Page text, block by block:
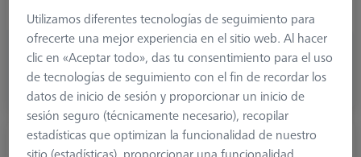
377,40 €
más el IVA
Disponible
Extensión de placa VAST, cubo
Utilizamos diferentes tecnologías de seguimiento para
ofrecerte una mejor experiencia en el sitio web. Al hacer
clic en «Aceptar todo», das tu consentimiento para el uso
de tecnologías de seguimiento con el fin de recordar los
datos de inicio de sesión y proporcionar un inicio de
sesión seguro (técnicamente necesario), recopilar
estadísticas que optimizan la funcionalidad de nuestro